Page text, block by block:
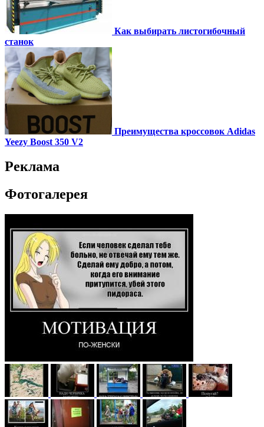
Как выбирать листогибочный
станок
Преимущества кроссовок Adidas
Yeezy Boost 350 V2
Реклама
Фотогалерея